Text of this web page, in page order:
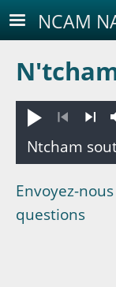
Aller auNCAM
Jouer
Envoyez-
questions